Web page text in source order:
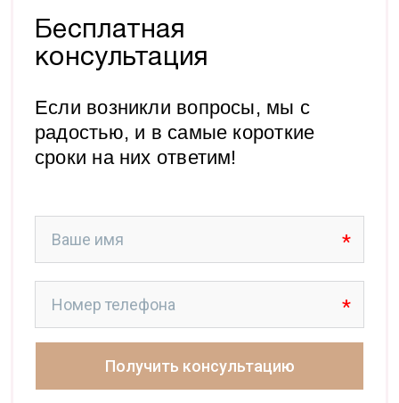
Бесплатная
консультация
Если возникли вопросы, мы с
радостью, и в самые короткие
сроки на них ответим!
Я даю согласие на обработку персональных
данных и принимаю условия
Скопировать ссылку
ВКонтакте
Одноклассники